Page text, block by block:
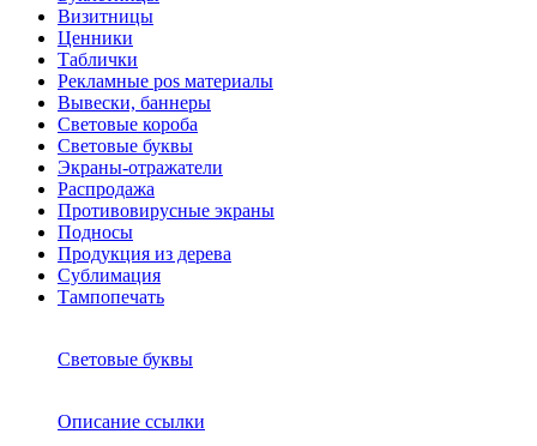
Визитницы
Ценники
Таблички
Рекламные pos материалы
Вывески, баннеры
Световые короба
Световые буквы
Экраны-отражатели
Распродажа
Противовирусные экраны
Подносы
Продукция из дерева
Сублимация
Тампопечать
Световые буквы
Описание ссылки